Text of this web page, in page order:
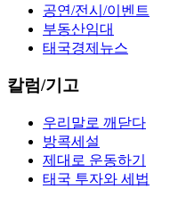
공연/전시/이벤트
부동산임대
태국경제뉴스
칼럼/기고
우리말로 깨닫다
방콕세설
제대로 운동하기
태국 투자와 세법